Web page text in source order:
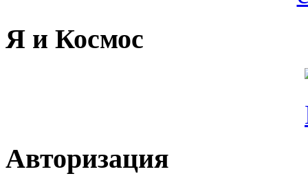
Я и Космос
Авторизация